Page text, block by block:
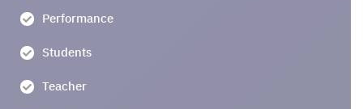
Performance
Students
Teacher